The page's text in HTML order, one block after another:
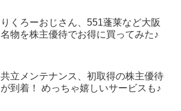
りくろーおじさん、551蓬莱など大阪
名物を株主優待でお得に買ってみた♪
共立メンテナンス、初取得の株主優待
が到着！ めっちゃ嬉しいサービスも♪